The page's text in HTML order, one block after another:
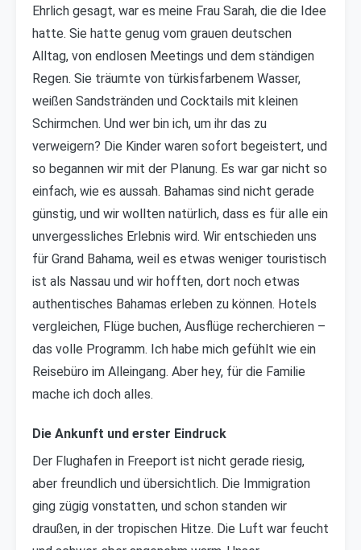
Ehrlich gesagt, war es meine Frau Sarah, die die Idee
hatte. Sie hatte genug vom grauen deutschen
Alltag, von endlosen Meetings und dem ständigen
Regen. Sie träumte von türkisfarbenem Wasser,
weißen Sandstränden und Cocktails mit kleinen
Schirmchen. Und wer bin ich, um ihr das zu
verweigern? Die Kinder waren sofort begeistert, und
so begannen wir mit der Planung. Es war gar nicht so
einfach, wie es aussah. Bahamas sind nicht gerade
günstig, und wir wollten natürlich, dass es für alle ein
unvergessliches Erlebnis wird. Wir entschieden uns
für Grand Bahama, weil es etwas weniger touristisch
ist als Nassau und wir hofften, dort noch etwas
authentisches Bahamas erleben zu können. Hotels
vergleichen, Flüge buchen, Ausflüge recherchieren –
das volle Programm. Ich habe mich gefühlt wie ein
Reisebüro im Alleingang. Aber hey, für die Familie
mache ich doch alles.
Die Ankunft und erster Eindruck
Der Flughafen in Freeport ist nicht gerade riesig,
aber freundlich und übersichtlich. Die Immigration
ging zügig vonstatten, und schon standen wir
draußen, in der tropischen Hitze. Die Luft war feucht